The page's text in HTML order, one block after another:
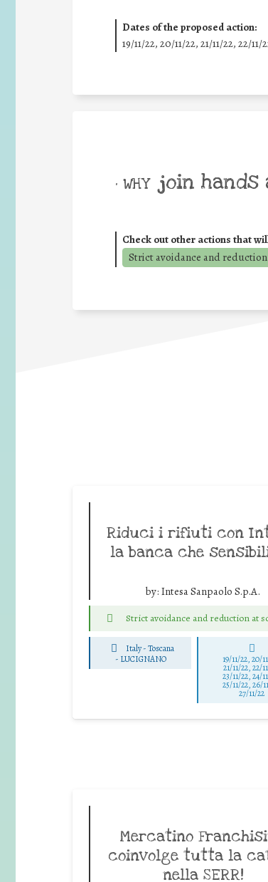
Dates of the proposed action:
19/11/22, 20/11/22, 21/11/22, 22/
• WHY join hands
Check out other actions that
Strict avoidance and
Riduci i rifiuti con
la banca che
by: Intesa Sanpaolo S.p.A.
Strict avoidance and reduction at
Italy - Toscana
- LUCIGNANO 19/11/22, 20/
21/11/22, 22/
23/11/22, 24/
25/11/22, 26/
27/11/22
Mercatino
coinvolge tutta la
nella SERR!